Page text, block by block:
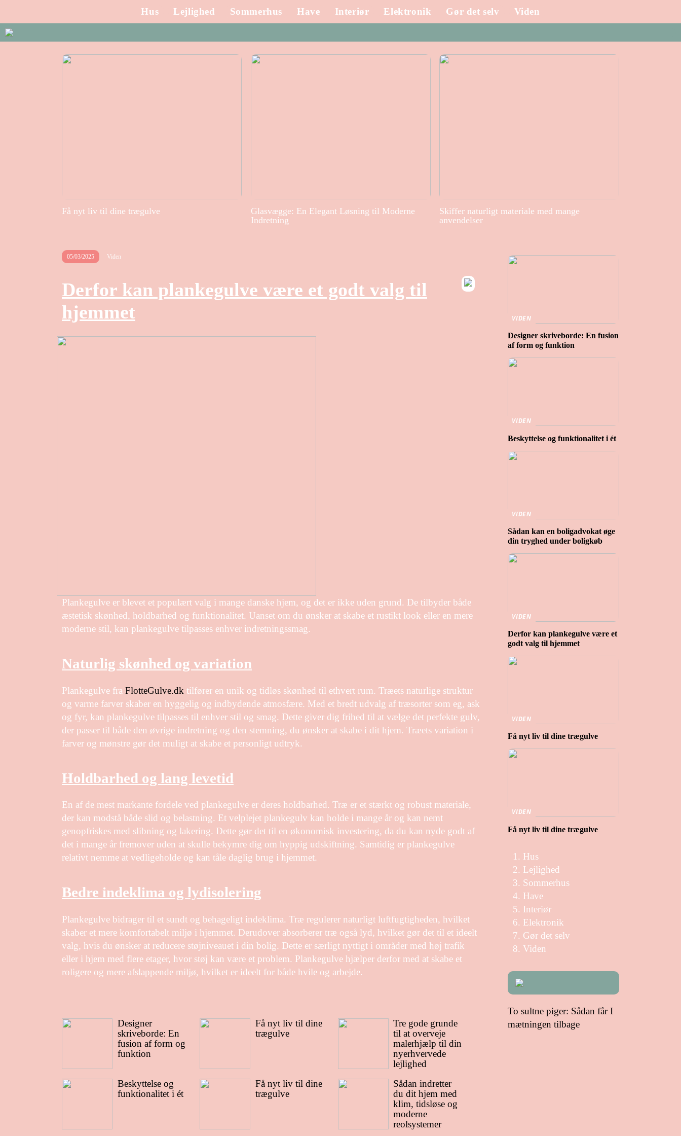
Hus Lejlighed Sommerhus Have Interiør Elektronik Gør det selv Viden
Få nyt liv til dine trægulve
Glasvægge: En Elegant Løsning til Moderne
Indretning
Skiffer naturligt materiale med mange
anvendelser
05/03/2025 Viden
Derfor kan plankegulve være et godt valg til
hjemmet
Plankegulve er blevet et populært valg i mange danske hjem, og det er ikke uden grund. De tilbyder både
æstetisk skønhed, holdbarhed og funktionalitet. Uanset om du ønsker at skabe et rustikt look eller en mere
moderne stil, kan plankegulve tilpasses enhver indretningssmag.
Naturlig skønhed og variation
Plankegulve fra FlotteGulve.dk tilfører en unik og tidløs skønhed til ethvert rum. Træets naturlige struktur
og varme farver skaber en hyggelig og indbydende atmosfære. Med et bredt udvalg af træsorter som eg, ask
og fyr, kan plankegulve tilpasses til enhver stil og smag. Dette giver dig frihed til at vælge det perfekte gulv,
der passer til både den øvrige indretning og den stemning, du ønsker at skabe i dit hjem. Træets variation i
farver og mønstre gør det muligt at skabe et personligt udtryk.
Holdbarhed og lang levetid
En af de mest markante fordele ved plankegulve er deres holdbarhed. Træ er et stærkt og robust materiale,
der kan modstå både slid og belastning. Et velplejet plankegulv kan holde i mange år og kan nemt
genopfriskes med slibning og lakering. Dette gør det til en økonomisk investering, da du kan nyde godt af
det i mange år fremover uden at skulle bekymre dig om hyppig udskiftning. Samtidig er plankegulve
relativt nemme at vedligeholde og kan tåle daglig brug i hjemmet.
Bedre indeklima og lydisolering
Plankegulve bidrager til et sundt og behageligt indeklima. Træ regulerer naturligt luftfugtigheden, hvilket
skaber et mere komfortabelt miljø i hjemmet. Derudover absorberer træ også lyd, hvilket gør det til et ideelt
valg, hvis du ønsker at reducere støjniveauet i din bolig. Dette er særligt nyttigt i områder med høj trafik
eller i hjem med flere etager, hvor støj kan være et problem. Plankegulve hjælper derfor med at skabe et
roligere og mere afslappende miljø, hvilket er ideelt for både hvile og arbejde.
Designer
skriveborde: En
fusion af form og
funktion
Beskyttelse og
funktionalitet i ét
Få nyt liv til dine
trægulve
Få nyt liv til dine
trægulve
Tre gode grunde
til at overveje
malerhjælp til din
nyerhvervede
lejlighed
Sådan indretter
du dit hjem med
klim, tidsløse og
moderne
reolsystemer
VIDEN
Designer skriveborde: En fusion
af form og funktion
VIDEN
Beskyttelse og funktionalitet i ét
VIDEN
Sådan kan en boligadvokat øge
din tryghed under boligkøb
VIDEN
Derfor kan plankegulve være et
godt valg til hjemmet
VIDEN
Få nyt liv til dine trægulve
VIDEN
Få nyt liv til dine trægulve
Hus
Lejlighed
Sommerhus
Have
Interiør
Elektronik
Gør det selv
Viden
To sultne piger: Sådan får I
mætningen tilbage